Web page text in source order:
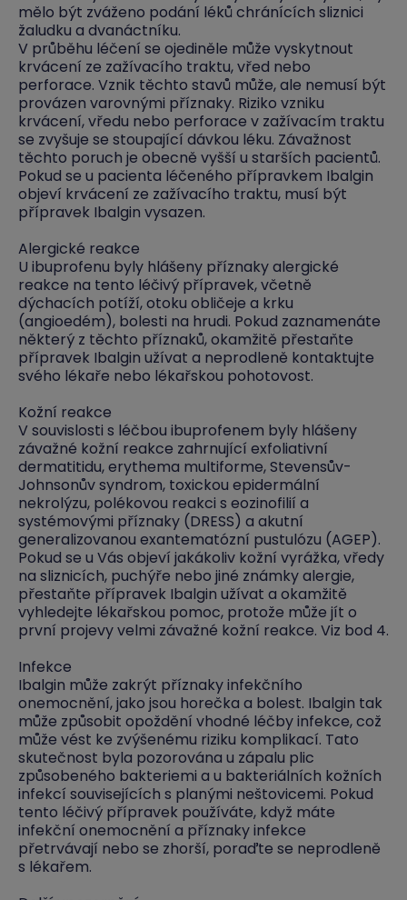
mělo být zváženo podání léků chránících sliznici
žaludku a dvanáctníku.
V průběhu léčení se ojediněle může vyskytnout
krvácení ze zažívacího traktu, vřed nebo
perforace. Vznik těchto stavů může, ale nemusí být
provázen varovnými příznaky. Riziko vzniku
krvácení, vředu nebo perforace v zažívacím traktu
se zvyšuje se stoupající dávkou léku. Závažnost
těchto poruch je obecně vyšší u starších pacientů.
Pokud se u pacienta léčeného přípravkem Ibalgin
objeví krvácení ze zažívacího traktu, musí být
přípravek Ibalgin vysazen.
Alergické reakce
U ibuprofenu byly hlášeny příznaky alergické
reakce na tento léčivý přípravek, včetně
dýchacích potíží, otoku obličeje a krku
(angioedém), bolesti na hrudi. Pokud zaznamenáte
některý z těchto příznaků, okamžitě přestaňte
přípravek Ibalgin užívat a neprodleně kontaktujte
svého lékaře nebo lékařskou pohotovost.
Kožní reakce
V souvislosti s léčbou ibuprofenem byly hlášeny
závažné kožní reakce zahrnující exfoliativní
dermatitidu, erythema multiforme, Stevensův-
Johnsonův syndrom, toxickou epidermální
nekrolýzu, polékovou reakci s eozinofilií a
systémovými příznaky (DRESS) a akutní
generalizovanou exantematózní pustulózu (AGEP).
Pokud se u Vás objeví jakákoliv kožní vyrážka, vředy
na sliznicích, puchýře nebo jiné známky alergie,
přestaňte přípravek Ibalgin užívat a okamžitě
vyhledejte lékařskou pomoc, protože může jít o
první projevy velmi závažné kožní reakce. Viz bod 4.
Infekce
Ibalgin může zakrýt příznaky infekčního
onemocnění, jako jsou horečka a bolest. Ibalgin tak
může způsobit opoždění vhodné léčby infekce, což
může vést ke zvýšenému riziku komplikací. Tato
skutečnost byla pozorována u zápalu plic
způsobeného bakteriemi a u bakteriálních kožních
infekcí souvisejících s planými neštovicemi. Pokud
tento léčivý přípravek používáte, když máte
infekční onemocnění a příznaky infekce
přetrvávají nebo se zhorší, poraďte se neprodleně
s lékařem.